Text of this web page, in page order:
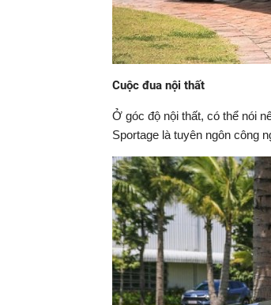
Cuộc đua nội thất
Ở góc độ nội thất, có thể nói
Sportage là tuyên ngôn công